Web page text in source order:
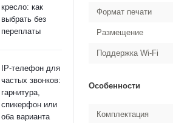
кресло: как
выбрать без
переплаты
IP-телефон для
частых звонков:
гарнитура,
спикерфон или
оба варианта
Формат печати
Размещение
Поддержка Wi-Fi
Особенности
Комплектация